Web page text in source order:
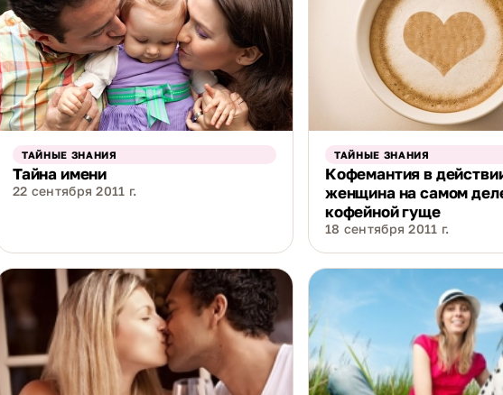
ТАЙНЫЕ ЗНАНИЯ
Тайна имени
22 сентября 2011 г.
ТАЙНЫЕ ЗНАНИЯ
Кофемантия в
женщина на самом
кофейной гуще
18 сентября 2011 г.